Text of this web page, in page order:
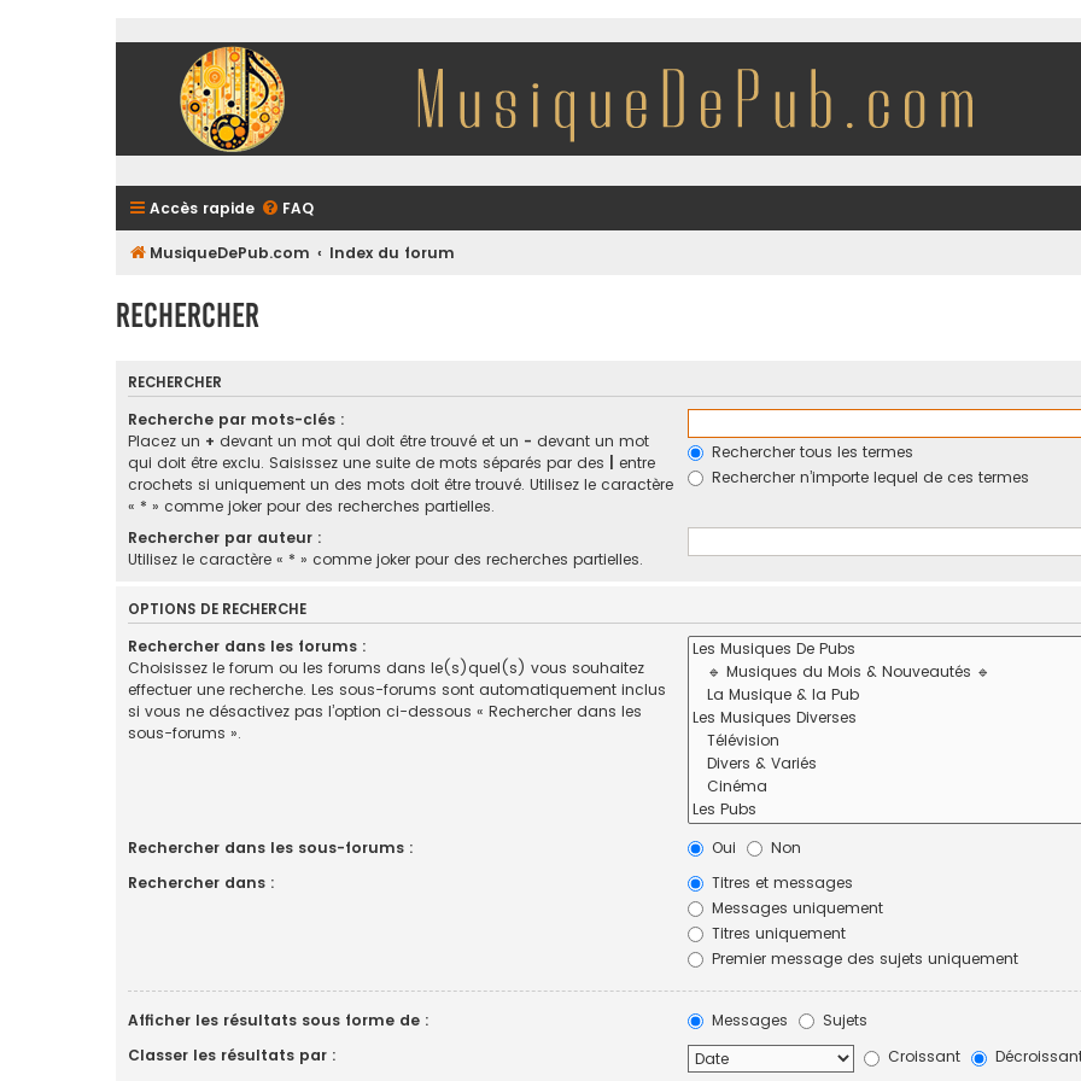
Accès rapide FAQ
MusiqueDePub.com Index du forum
Rechercher
RECHERCHER
Recherche par mots-clés :
Placez un + devant un mot qui doit être trouvé et un - devant un mot
qui doit être exclu. Saisissez une suite de mots séparés par des
entre
crochets si uniquement un des mots doit être trouvé. Utilisez le caractère
« * » comme joker pour des recherches partielles.
Rechercher tous les termes
Rechercher n’importe lequel de ces termes
Rechercher par auteur :
Utilisez le caractère « * » comme joker pour des recherches partielles.
OPTIONS DE RECHERCHE
Rechercher dans les forums :
Choisissez le forum ou les forums dans le(s)quel(s) vous souhaitez
effectuer une recherche. Les sous-forums sont automatiquement inclus
si vous ne désactivez pas l’option ci-dessous « Rechercher dans les
sous-forums ».
Rechercher dans les sous-forums : Oui
Non
Rechercher dans :
Titres et messages
Messages uniquement
Titres uniquement
Premier message des sujets uniquement
Afficher les résultats sous forme de : Messages
Sujets
Classer les résultats par :
Croissant